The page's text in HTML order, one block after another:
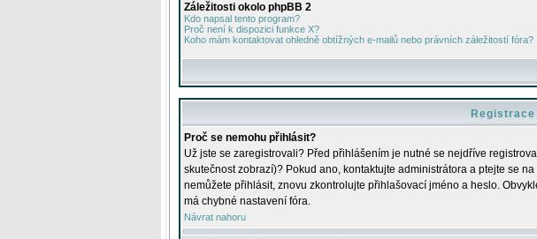
Záležitosti okolo phpBB 2
Kdo napsal tento program?
Proč není k dispozici funkce X?
Koho mám kontaktovat ohledně obtížných e-mailů nebo právních záležitostí fóra?
Proč se nemohu přihlásit?
Už jste se zaregistrovali? Před přihlášením je nutné se nejdříve
skutečnost zobrazí)? Pokud ano, kontaktujte administrátora a ptejte se
nemůžete přihlásit, znovu zkontrolujte přihlašovací jméno a heslo.
má chybné nastavení fóra.
Návrat nahoru